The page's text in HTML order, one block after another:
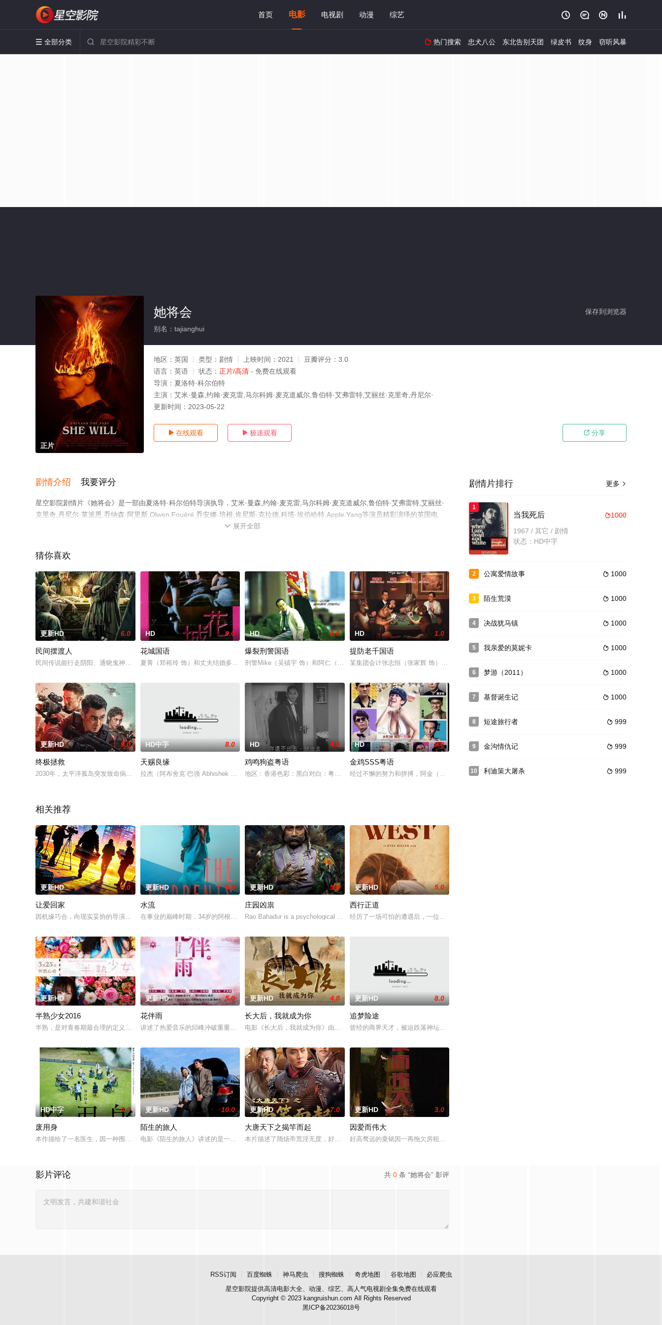
首页 电影 电视剧 动漫 综艺    
 全部分类   热门搜索 忠犬八公 东北告别天团 绿皮书 纹身 窃听风暴
正片
保存到浏览器
她将会
别名：tajianghui
地区： 英国 类型： 剧情 上映时间： 2021 豆瓣评分： 3.0
语言： 英语 状态： 正片/高清 - 免费在线观看
导演： 夏洛特·科尔伯特
主演： 艾米·曼森,约翰·麦克雷,马尔科姆·麦克道威尔,鲁伯特·艾弗雷特,艾丽丝·克里奇,丹尼尔·
更新时间： 2023-05-22
 在线观看  极速观看  分享
剧情介绍 我要评分
星空影院剧情片《她将会》是一部由夏洛特·科尔伯特导演执导，艾米·曼森,约翰·麦克雷,马尔科姆·麦克道威尔,鲁伯特·艾弗雷特,艾丽丝·
克里奇,丹尼尔·莱派恩,乔纳森·阿里斯,Olwen,Fouéré,乔安娜·培根,肯尼斯·克拉德,科塔·埃伯哈特,Apple,Yang等演员精彩演绎的英国电
影，免费观看高清未删减完整版电影大全就上星空电影网，更多剧情信息可移步至豆瓣电影、电视猫或剧情网等平台了解。
 展开全部
猜你喜欢
更新HD 6.0
民间摆渡人
民间传说能行走阴阳、通晓鬼神的走阴人小沈师傅，从拜师到艺成，经历了阴亲鬼胎、替身挡灾、隔代回魂三起灵异
HD 9.0
花城国语
夏菁（郑裕玲 饰）和丈夫结婚多年，彼此之间的感情早已经十分淡漠。为了逃离令她感到窒息的婚姻，夏菁来到了
HD 8.0
爆裂刑警国语
刑警Mike（吴镇宇 饰）和阿仁（古天乐 饰）是一对拍档兼好兄弟，两人一个性格孤僻、沉默寡言，一个玩世
HD 1.0
提防老千国语
某集团会计张志恒（张家辉 饰）为肥威所惑做假账，令公司亏空一千多万。事后肥威外逃，志恒被商业调查科
更新HD 9.0
终极拯救
2030年，太平洋孤岛突发致命病毒，面对岛上武装力量的生化威胁，由李超（吴镇宇 饰）、郭震风（安志杰
HD中字 8.0
天赐良缘
拉杰（阿布舍克·巴强 Abhishek Bachchan 饰）年岁已高却依然形单影只，没有成家的打算，
HD 4.0
鸡鸣狗盗粤语
地区：香港色彩：黑白对白：粤语出品：中联电影企业有限公司[中国香港]导演：吴回摄影Cinematogr
HD 9.0
金鸡SSS粤语
经过不懈的努力和拼搏，阿金（吴君如 饰）总算从一介小小妓女“升职”成为了“妈妈桑”，带领着手下吴露（王
相关推荐
更新HD 8.0
让爱回家
因机缘巧合，向现实妥协的导演朱达仁萌生拍一部《河南人在北京》电影的念头，在说服主编姚松、老乡韩战、二房
更新HD 5.0
水流
在事业的巅峰时期，34岁的阿根廷造型师丽娜在瑞士的一场颁奖典礼后，被一种突如其来的冲动驱使。回到布宜诺
更新HD 5.0
庄园凶祟
Rao Bahadur is a psychological drama set against th
更新HD 5.0
西行正道
经历了一场可怕的遭遇后，一位小镇女子向疏远的哥哥借了钱，独自一人踏上穿越西德克萨斯州的旅程，寻求
更新HD 1.0
半熟少女2016
半熟，是对青春期最合理的定义，它是梦开始的地方，没有深思熟虑，只有最单纯的坚定，然而，在这个充满意外的
更新HD 5.0
花伴雨
讲述了热爱音乐的邱峰冲破重重阻力，克服种种困难，组建乐队追求自己的音乐梦想，并走出了困住他的亲情隔阂，
更新HD 4.0
长大后，我就成为你
电影《长大后，我就成为你》由中共四川省第十一届党代表、第十二届中华慈善奖最具爱心慈善楷模张彦杰老师的故
更新HD 8.0
追梦险途
曾经的商界天才，被迫跌落神坛。被那微不足道的成就麻醉过后他该如何面对现实，能改变他的命运的是谁？
HD中字 4.0
废用身
本作描绘了一名医生，因一种围绕“废用身”——因瘫痪等原因已无恢复可能的四肢——的治疗方法，而一步步踏入
更新HD 10.0
陌生的旅人
电影《陌生的旅人》讲述的是一部关于叛逆女孩林西西与颓废的犯罪悬疑小说家方云生前往石牛寨所发生的故事。通
更新HD 7.0
大唐天下之揭竿而起
本片描述了隋炀帝荒淫无度，好大喜功，施暴政，不听真言，最终导致大规模农民起义的故事。隋末至唐初，广征史
更新HD 3.0
因爱而伟大
好高骛远的粟铭因一再拖欠房租而被房东扫地出门，妻子也不堪忍受离他而去，粟铭独自带着6岁孩子，无路可
共 0 条 “她将会” 影评
影片评论
更多 
剧情片排行
1
1000
当我死后
1967 / 其它 / 剧情
状态：HD中字
2  1000
公寓爱情故事
3  1000
陌生荒漠
4  1000
决战犹马镇
5  1000
我亲爱的莫妮卡
6  1000
梦游（2011）
7  1000
基督诞生记
8  999
短途旅行者
9  999
金沟情仇记
10  999
利迪策大屠杀
RSS订阅 百度蜘蛛 神马爬虫 搜狗蜘蛛 奇虎地图 谷歌地图
必应爬虫
星空影院提供高清电影大全、动漫、综艺、高人气电视剧全集免费在线观看
Copyright © 2023 kangruishun.com All Rights Reserved
黑ICP备20236018号